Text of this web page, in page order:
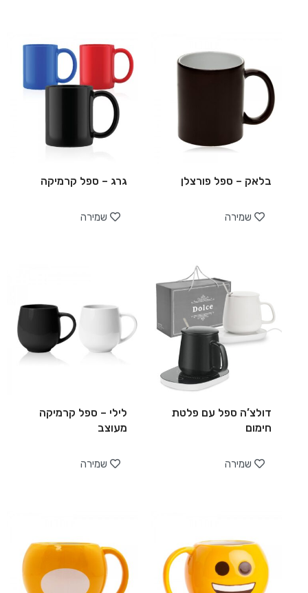
בלאק – ספל פורצלן
שמירה
גרג – ספל קרמיקה
שמירה
דולצ’ה ספל עם פלטת
חימום
שמירה
לילי – ספל קרמיקה
מעוצב
שמירה